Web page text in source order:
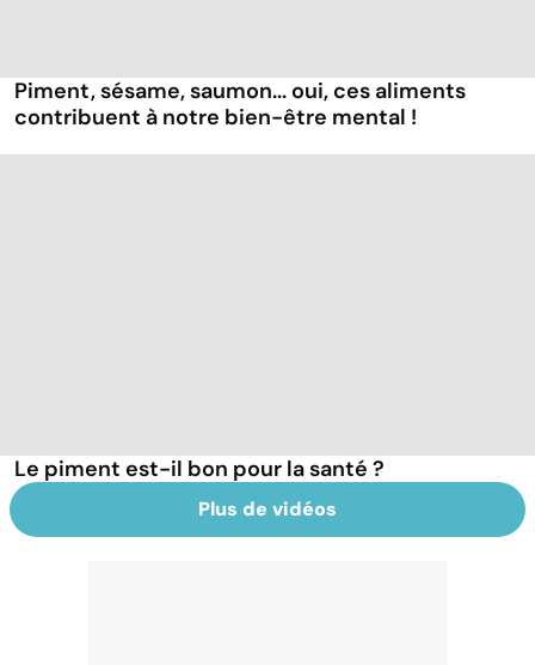
Piment, sésame, saumon... oui, ces aliments
contribuent à notre bien-être mental !
Le piment est-il bon pour la santé ?
Plus de vidéos